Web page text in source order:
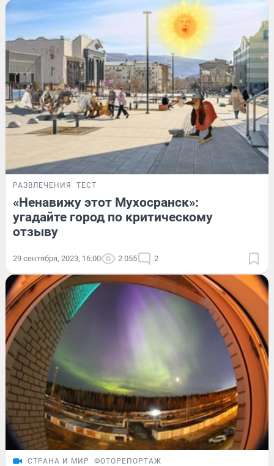
РАЗВЛЕЧЕНИЯ ТЕСТ
«Ненавижу этот Мухосранск»:
угадайте город по критическому
отзыву
29 сентября, 2023, 16:00 2 055 2
СТРАНА И МИР ФОТОРЕПОРТАЖ